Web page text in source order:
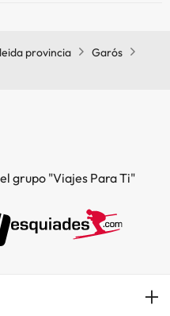
provincia
Garós
grupo "Viajes Para Ti"